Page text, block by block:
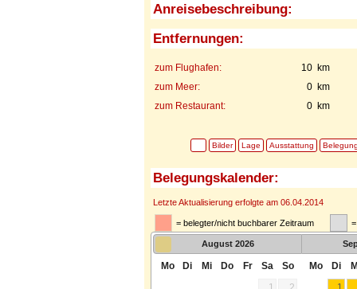
Anreisebeschreibung:
Entfernungen:
10 km
zum Flughafen:
0 km
zum Meer:
0 km
zum Restaurant:
Bilder Lage Ausstattung
Belegungskalender:
Letzte Aktualisierung erfolgte am 06.04.2014
= belegter/nicht buchbarer Zeitraum
August 2026
Mo Di Mi Do Fr Sa
So
Mo Di